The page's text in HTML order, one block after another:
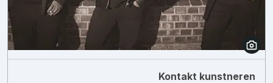
Kontakt kunstneren